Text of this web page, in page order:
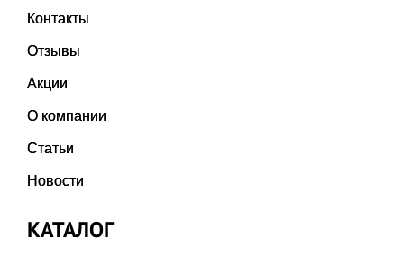
Контакты
Отзывы
Акции
О компании
Статьи
Новости
КАТАЛОГ